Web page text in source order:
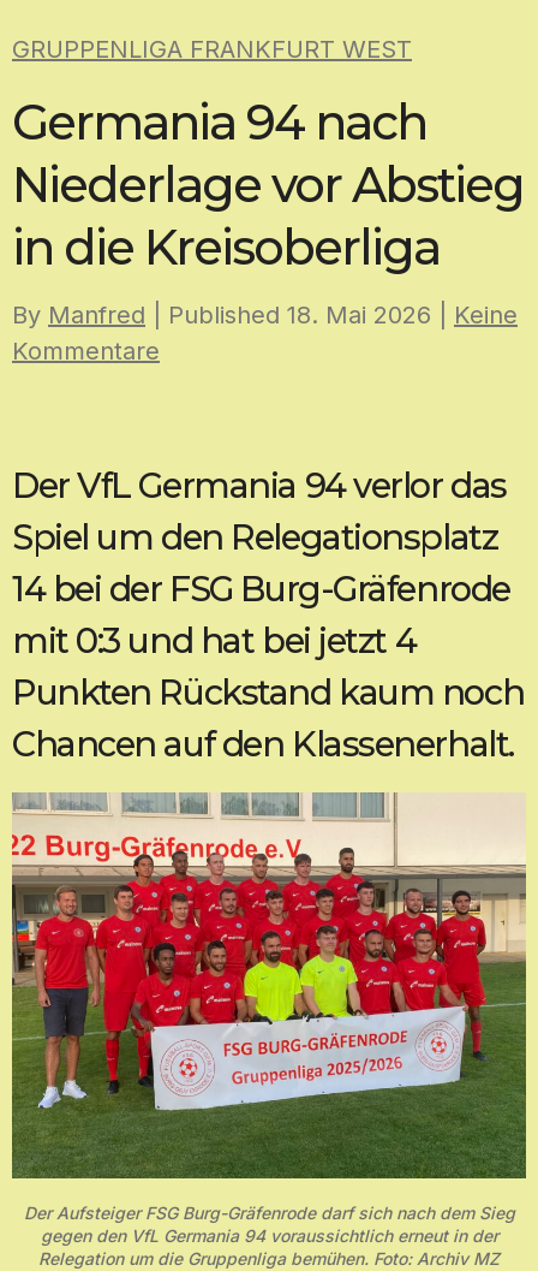
toGRUPPENLIGA FRANKFURT WEST
Germania 94 nach
Niederlage vor Abstieg
in die Kreisoberliga
By Manfred | Published 18. Mai 2026
Keine
Kommentare
Der VfL Germania 94 verlor das
Spiel um den Relegationsplatz
14 bei der FSG Burg-Gräfenrode
mit 0:3 und hat bei jetzt 4
Punkten Rückstand kaum noch
Chancen auf den Klassenerhalt.
Der Aufsteiger FSG Burg-Gräfenrode darf sich nach dem Sieg
gegen den VfL Germania 94 voraussichtlich erneut in der
Relegation um die Gruppenliga bemühen. Foto: Archiv MZ